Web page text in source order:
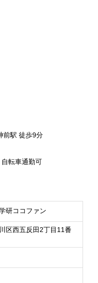
前駅 徒歩9分
転車通勤可
研ココファン
区西五反田2丁目11番